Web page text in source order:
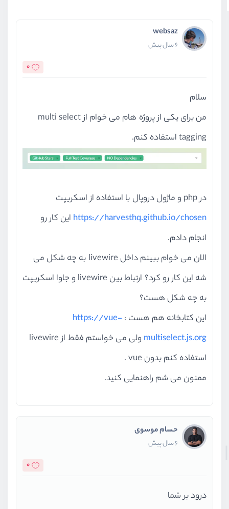
websaz
6 سال پیش
0
سلام
من برای یکی از پروژه هام می خوام از multi select
tagging استفاده کنم.
در php و ماژول دروپال با استفاده از اسکریپت
https://harvesthq.github.io/chosen این کار رو
انجام دادم.
الان می خوام ببینم داخل livewire به چه شکل می
شه این کار رو کرد؟ ارتباط بین livewire و جاوا اسکریپت
به چه شکل هست؟
این کتابخانه هم هست :https://vue-
multiselect.js.org
ولی می خواستم فقط از livewire
استفاده کنم بدون vue .
ممنون می شم راهنمایی کنید.
حسام موسوی
6 سال پیش
0
درود بر شما